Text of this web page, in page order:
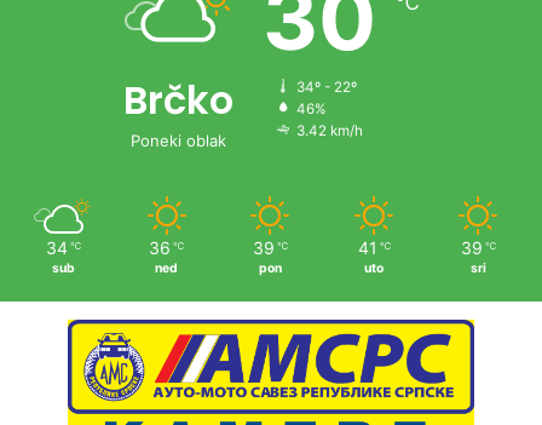
Brčko
Poneki oblak
34º - 22º
46%
3.42 km/h
34 ℃
sub
36 ℃
ned
39 ℃
pon
41 ℃
uto
39 ℃
sri